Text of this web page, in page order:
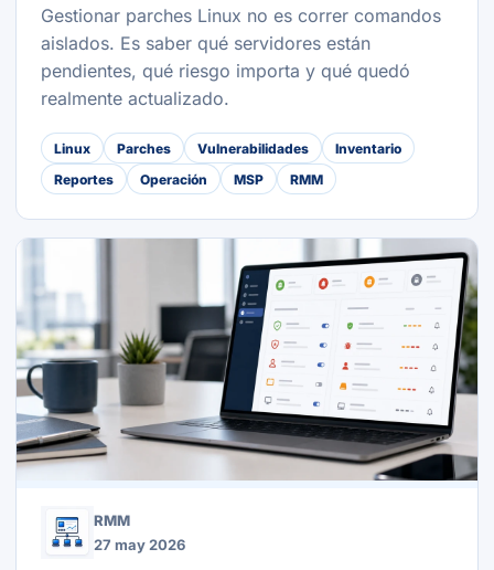
Gestionar parches Linux no es correr comandos
aislados. Es saber qué servidores están
pendientes, qué riesgo importa y qué quedó
realmente actualizado.
Linux Parches Vulnerabilidades
Inventario
Reportes
Operación MSP RMM
RMM
27 may 2026